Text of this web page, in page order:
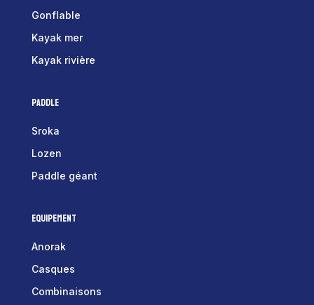
Gonflable
Kayak mer
Kayak rivière
Paddle
Sroka
Lozen
Paddle géant
Equipement
Anorak
Casques
Combinaisons